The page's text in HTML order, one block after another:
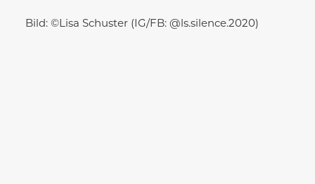
Bild: ©Lisa Schuster (IG/FB: @ls.silence.2020)